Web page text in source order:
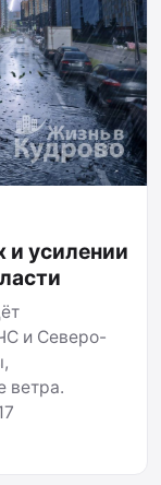
и усилении
и Северо-
ветра.